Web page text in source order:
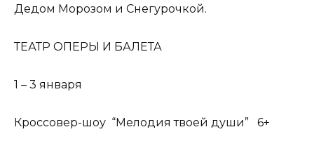
Дедом Морозом и Снегурочкой.
ТЕАТР ОПЕРЫ И БАЛЕТА
1 – 3 января
Кроссовер-шоу “Мелодия твоей души” 6+